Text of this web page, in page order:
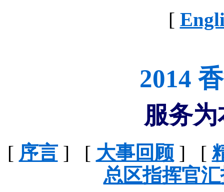
[
2014
服务
[ 序言] [ 大事回顾] [
总区指挥官